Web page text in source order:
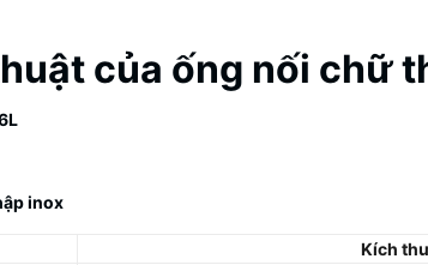
của ống nối chữ
inox
Kích